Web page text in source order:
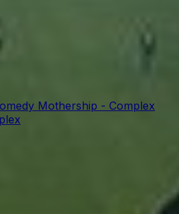
Mothership - Complex